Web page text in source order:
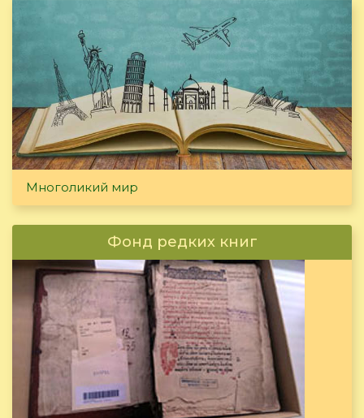
Многоликий мир
Фонд редких книг